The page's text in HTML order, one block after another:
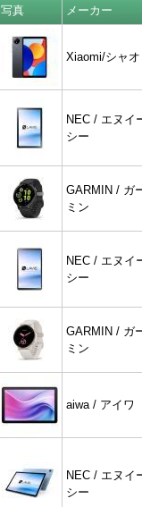
写真
メーカー
Xiaomi/シャ
NEC / エヌイ
シー
GARMIN / ガ
ミン
NEC / エヌイ
シー
GARMIN / ガ
ミン
aiwa / アイワ
NEC / エヌイ
シー